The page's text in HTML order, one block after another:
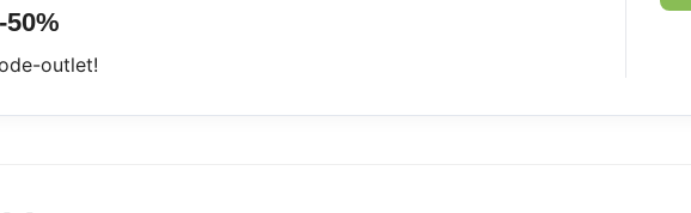
outlet!